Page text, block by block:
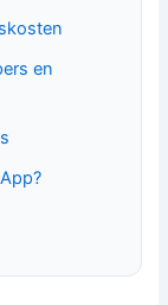
en